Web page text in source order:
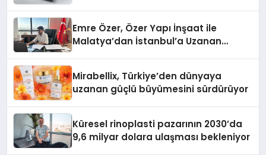
Emre Özer, Özer Yapı İnşaat ile
Malatya’dan İstanbul’a Uzanan
Mirabellix, Türkiye’den dünyaya
uzanan güçlü büyümesini sürdürüyor
Küresel rinoplasti pazarının 2030’da
9,6 milyar dolara ulaşması bekleniyor